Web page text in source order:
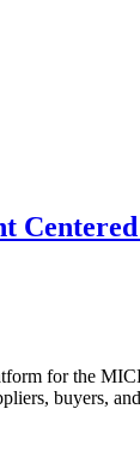
for the
buyers,